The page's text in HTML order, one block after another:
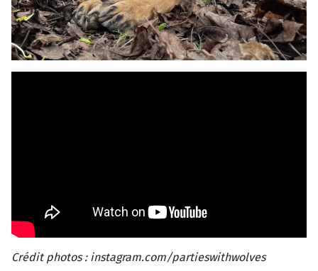
Crédit photos : instagram.com/partieswithwolves